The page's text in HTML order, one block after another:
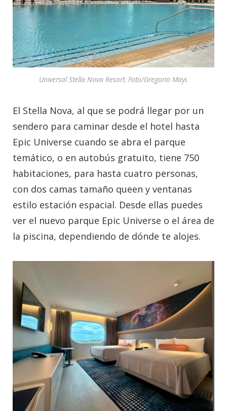
Universal Stella Nova Resort. Foto/Gregorio Mayi.
El Stella Nova, al que se podrá llegar por un
sendero para caminar desde el hotel hasta
Epic Universe cuando se abra el parque
temático, o en autobús gratuito, tiene 750
habitaciones, para hasta cuatro personas,
con dos camas tamaño queen y ventanas
estilo estación espacial. Desde ellas puedes
ver el nuevo parque Epic Universe o el área de
la piscina, dependiendo de dónde te alojes.